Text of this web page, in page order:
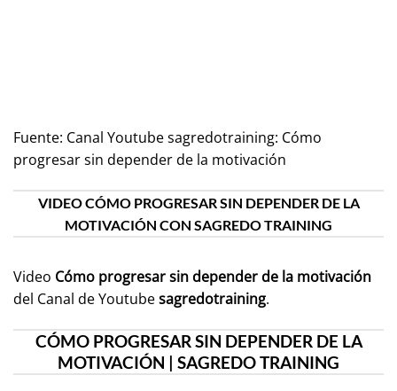
Fuente: Canal Youtube sagredotraining: Cómo
progresar sin depender de la motivación
VIDEO CÓMO PROGRESAR SIN DEPENDER DE LA
MOTIVACIÓN CON SAGREDO TRAINING
Video Cómo progresar sin depender de la motivación
del Canal de Youtubesagredotraining.
CÓMO PROGRESAR SIN DEPENDER DE LA
MOTIVACIÓN | SAGREDO TRAINING